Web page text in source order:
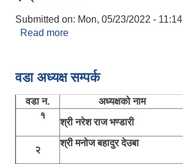
Submitted on: Mon, 05/23/2022 - 11:14
Read more
वडा अध्यक्ष सम्पर्क
वडा न. अध्यक्षको नाम
१
श्री नरेश राज भण्डारी
२
श्री मनोज बहादुर देउबा